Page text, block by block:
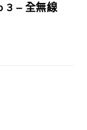
3 – 全無線